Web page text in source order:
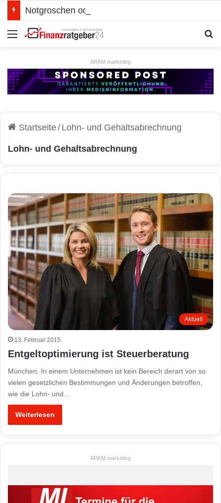
Menü
ARKM.marketing
Startseite/ Lohn- und Gehaltsabrechnung
Lohn- und Gehaltsabrechnung
Aktuell
13. Februar 2015
Entgeltoptimierung ist Steuerberatung
München. In einem Unternehmen ist kein Bereich derart von so
vielen gesetzlichen Bestimmungen und Änderungen betroffen,
wie die Lohn- und…
Weiterlesen
ARKM.marketing